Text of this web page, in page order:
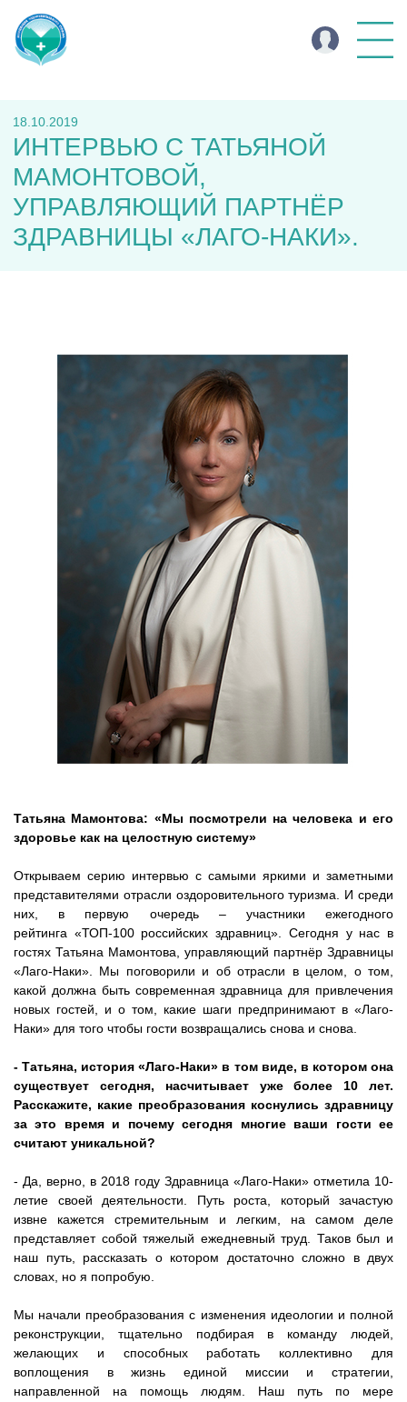
18.10.2019
ИНТЕРВЬЮ С ТАТЬЯНОЙ
МАМОНТОВОЙ,
УПРАВЛЯЮЩИЙ ПАРТНЁР
ЗДРАВНИЦЫ «ЛАГО-НАКИ».
Татьяна Мамонтова: «Мы посмотрели на человека и его
здоровье как на целостную систему»
Открываем серию интервью с самыми яркими и заметными
представителями отрасли оздоровительного туризма. И среди
них, в первую очередь – участники ежегодного
рейтинга «ТОП-100 российских здравниц» . Сегодня у нас в
гостях Татьяна Мамонтова, управляющий партнёр Здравницы
«Лаго-Наки». Мы поговорили и об отрасли в целом, о том,
какой должна быть современная здравница для привлечения
новых гостей, и о том, какие шаги предпринимают в «Лаго-
Наки» для того чтобы гости возвращались снова и снова.
- Татьяна, история «Лаго-Наки» в том виде, в котором она
существует сегодня, насчитывает уже более 10 лет.
Расскажите, какие преобразования коснулись здравницу
за это время и почему сегодня многие ваши гости ее
считают уникальной?
- Да, верно, в 2018 году Здравница «Лаго-Наки» отметила 10-
летие своей деятельности. Путь роста, который зачастую
извне кажется стремительным и легким, на самом деле
представляет собой тяжелый ежедневный труд. Таков был и
наш путь, рассказать о котором достаточно сложно в двух
словах, но я попробую.
Мы начали преобразования с изменения идеологии и полной
реконструкции, тщательно подбирая в команду людей,
желающих и способных работать коллективно для
воплощения в жизнь единой миссии и стратегии,
направленной на помощь людям. Наш путь по мере